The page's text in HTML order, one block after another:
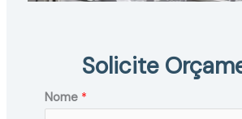
Solicite
Nome *